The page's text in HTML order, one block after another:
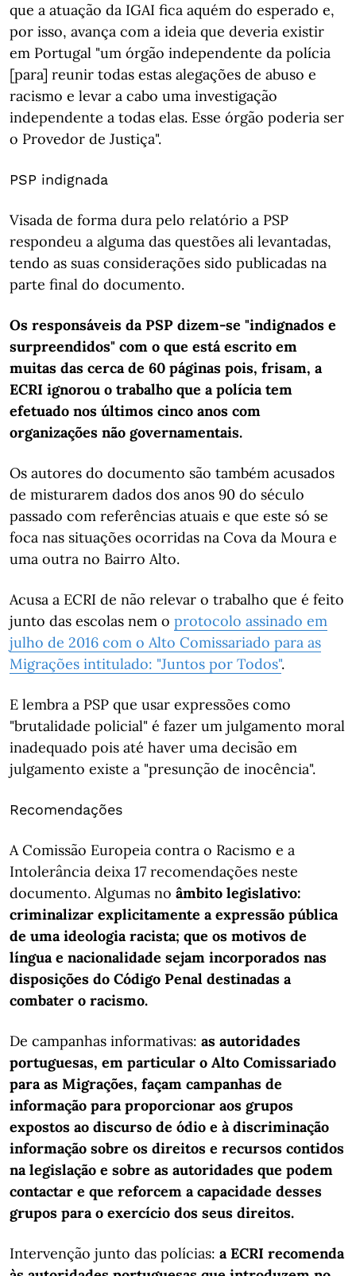
que a atuação da IGAI fica aquém do esperado e,
por isso, avança com a ideia que deveria existir
em Portugal "um órgão independente da polícia
[para] reunir todas estas alegações de abuso e
racismo e levar a cabo uma investigação
independente a todas elas. Esse órgão poderia ser
o Provedor de Justiça".
PSP indignada
Visada de forma dura pelo relatório a PSP
respondeu a alguma das questões ali levantadas,
tendo as suas considerações sido publicadas na
parte final do documento.
Os responsáveis da PSP dizem-se "indignados e
surpreendidos" com o que está escrito em
muitas das cerca de 60 páginas pois, frisam, a
ECRI ignorou o trabalho que a polícia tem
efetuado nos últimos cinco anos com
organizações não governamentais.
Os autores do documento são também acusados
de misturarem dados dos anos 90 do século
passado com referências atuais e que este só se
foca nas situações ocorridas na Cova da Moura e
uma outra no Bairro Alto.
Acusa a ECRI de não relevar o trabalho que é feito
junto das escolas nem o protocolo assinado em
julho de 2016 com o Alto Comissariado para as
Migrações intitulado: "Juntos por Todos".
E lembra a PSP que usar expressões como
"brutalidade policial" é fazer um julgamento moral
inadequado pois até haver uma decisão em
julgamento existe a "presunção de inocência".
Recomendações
A Comissão Europeia contra o Racismo e a
Intolerância deixa 17 recomendações neste
documento. Algumas no âmbito legislativo:
criminalizar explicitamente a expressão pública
de uma ideologia racista; que os motivos de
língua e nacionalidade sejam incorporados nas
disposições do Código Penal destinadas a
combater o racismo.
De campanhas informativas: as autoridades
portuguesas, em particular o Alto Comissariado
para as Migrações, façam campanhas de
informação para proporcionar aos grupos
expostos ao discurso de ódio e à discriminação
informação sobre os direitos e recursos contidos
na legislação e sobre as autoridades que podem
contactar e que reforcem a capacidade desses
grupos para o exercício dos seus direitos.
Intervenção junto das polícias: a ECRI recomenda